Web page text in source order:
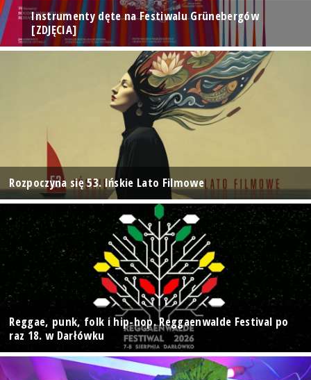
Instrumenty dęte na Festiwalu Grünebergów
[ZDJĘCIA]
Rozpoczyna się 53. Ińskie Lato Filmowe
Reggae, punk, folk i hip-hop. Reggaenwalde Festival po
raz 18. w Darłówku